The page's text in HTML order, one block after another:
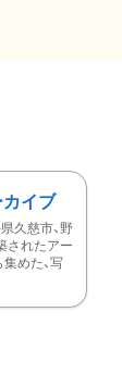
カイブ
久慈市、野
されたアー
めた、写